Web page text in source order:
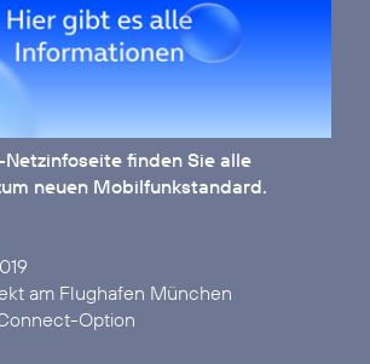
Netzinfoseitefinden Sie alle
neuen Mobilfunkstandard.
am Flughafen München
Option